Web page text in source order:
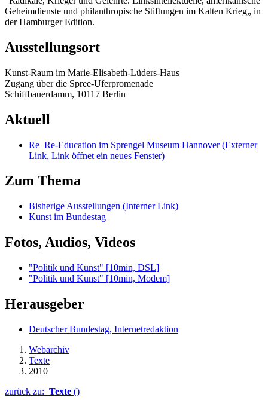
Geheimdienste und philanthropische Stiftungen im Kalten Krieg„ in
der Hamburger Edition.
Ausstellungsort
Kunst-Raum im Marie-Elisabeth-Lüders-Haus
Zugang über die Spree-Uferpromenade
Schiffbauerdamm, 10117 Berlin
Aktuell
Re_Re-Education im Sprengel Museum Hannover(Externer
Link, Link öffnet ein neues Fenster)
Zum Thema
Bisherige Ausstellungen (Interner Link)
Kunst im Bundestag
Fotos, Audios, Videos
"Politik und Kunst" [10min, DSL]
"Politik und Kunst" [10min, Modem]
Herausgeber
Deutscher Bundestag, Internetredaktion
Webarchiv
Texte
2010
zurück zu: Texte ()